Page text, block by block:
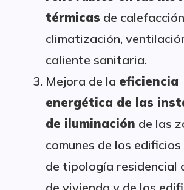
térmicas de
climatización,
caliente sanitaria.
Mejora de la eficiencia
energética de las
de iluminación de las
comunes de los
de tipología residencial